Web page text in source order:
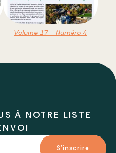
Volume 17 - Numéro 4
À NOTRE LISTE
S'inscrire